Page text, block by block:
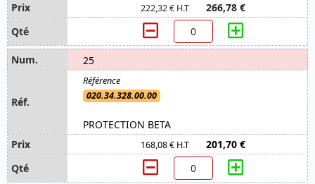
222,32 € H.T 266,78 €
25
020.34.328.00.00
PROTECTION BETA
168,08 € H.T 201,70 €